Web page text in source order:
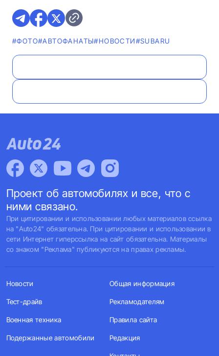
#ФОТО#AВТОФАНАТЫ#НОВОСТИ#SUBARU
Проект об автомобилях и все, что с
ними связано.
При цитировании и использовании любых материалов ссылка
на "Auto24" обязательна. При цитировании и использовании в
сети Интернет гиперссылка на сайт обязательна. Материалы
со знаком "Реклама" публикуются на правах рекламы.
Новости
Тест-драйв
Военная техника
Подержанные автомобили
Общая информация
Рекламодателям
Правила сайта
Редакция